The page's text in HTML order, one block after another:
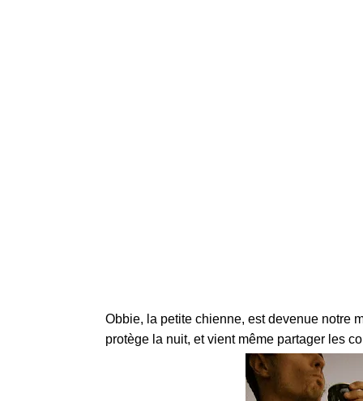
Obbie, la petite chienne, est devenue notre
protège la nuit, et vient même partager les